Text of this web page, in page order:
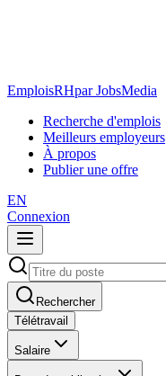
EmploisRHpar JobsMedia
Recherche d'emplois
Meilleurs employeurs
À propos
Publier une offre
EN
Connexion
Rechercher
Télétravail
Salaire